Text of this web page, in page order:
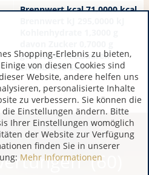
Brennwert kcal 71,0000 kcal
gesättigte Fettsäuren
Eiweiß und Salz
(60)
Shopping-Erlebnis zu bieten,
von diesen Cookies sind
Website, andere helfen uns
personalisierte Inhalte
zu verbessern. Sie können die
die Einstellungen ändern. Bitte
Ihrer Einstellungen womöglich
der Website zur Verfügung
finden Sie in unserer
Mehr Informationen